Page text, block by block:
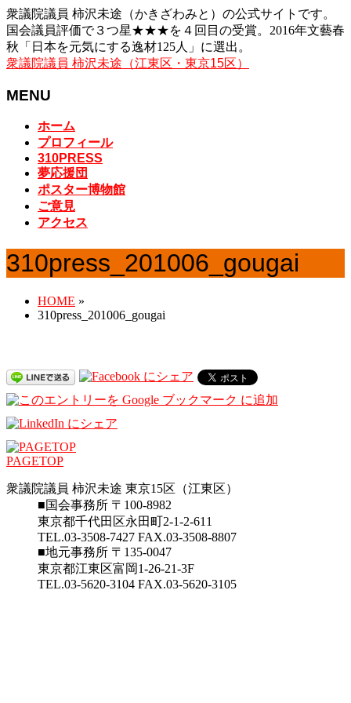
衆議院議員 柿沢未途（かきざわみと）の公式サイトです。
国会議員評価で３つ星★★★を４回目の受賞。2016年文藝春
秋「日本を元気にする逸材125人」に選出。
衆議院議員 柿沢未途（江東区・東京15区）
MENU
ホーム
プロフィール
310PRESS
夢応援団
ポスター博物館
ご意見
アクセス
310press_201006_gougai
HOME »
310press_201006_gougai
PAGETOP
衆議院議員 柿沢未途 東京15区（江東区）
■国会事務所 〒100-8982
東京都千代田区永田町2-1-2-611
TEL.03-3508-7427 FAX.03-3508-8807
■地元事務所 〒135-0047
東京都江東区富岡1-26-21-3F
TEL.03-5620-3104 FAX.03-5620-3105